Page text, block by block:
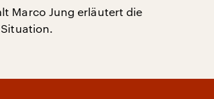
Marco Jung erläutert die